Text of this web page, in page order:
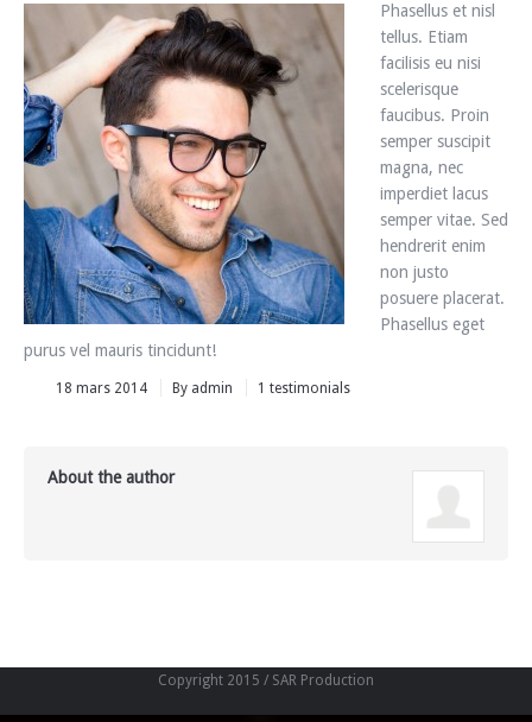
Vidéos
Vidéo 360°
Photos
Contact
Phasellus et nisl
tellus. Etiam
facilisis eu nisi
scelerisque
faucibus. Proin
semper suscipit
magna, nec
imperdiet lacus
semper vitae. Sed
hendrerit enim
non justo
posuere placerat.
Phasellus eget
purus vel mauris tincidunt!
18 mars 2014 By admin 1 testimonials
About the author
Copyright 2015 / SAR Production